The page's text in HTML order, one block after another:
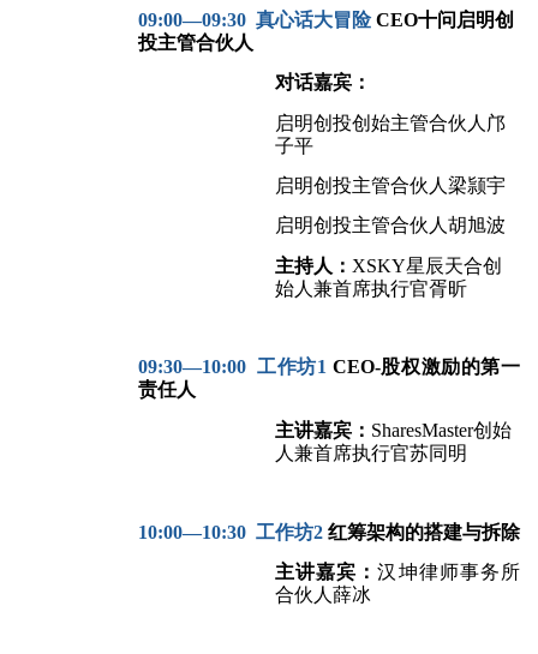
09:00—09:30 真心话大冒险 CEO十问启明创
投主管合伙人
对话嘉宾：
启明创投创始主管合伙人邝
子平
启明创投主管合伙人梁颕宇
启明创投主管合伙人胡旭波
主持人： XSKY星辰天合创
始人兼首席执行官胥昕
09:30—10:00 工作坊1 CEO-股权激励的第一
责任人
主讲嘉宾： SharesMaster创始
人兼首席执行官苏同明
10:00—10:30 工作坊2 红筹架构的搭建与拆除
主讲嘉宾：汉坤律师事务所
合伙人薛冰